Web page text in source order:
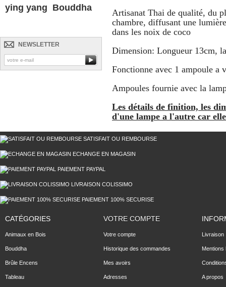
ying yang Bouddha
NEWSLETTER
Artisanat Thai de qualité, du
chambre, diffusant une
dans les noix de coco
Dimension: Longueur 13cm,
Fonctionne avec 1 ampoule a
Ampoules fournie avec la
Les détails de finition, les
d'une lampe a l'autre car
SATISFAIT OU REMBOURSE
ECHANGE EN MAGASIN
PAIEMENT PAYPAL
LIVRAISON COLISSIMO
PAIEMENT 100% SECURISE
CATÉGORIES
Animaux en Bois
Bouddha
Brûle Encens
Tableau
VOTRE COMPTE
Votre compte
Historique des commandes
Mes avoirs
Adresses
Livraison
Mentions
A propos